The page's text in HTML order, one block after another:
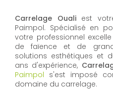
Carrelage Oualiest
Paimpol. Spécialisé en
votre professionnel
de faïence et de
solutions esthétiques et
ans d'expérience,
Paimpol s'est imposé
domaine du carrelage.